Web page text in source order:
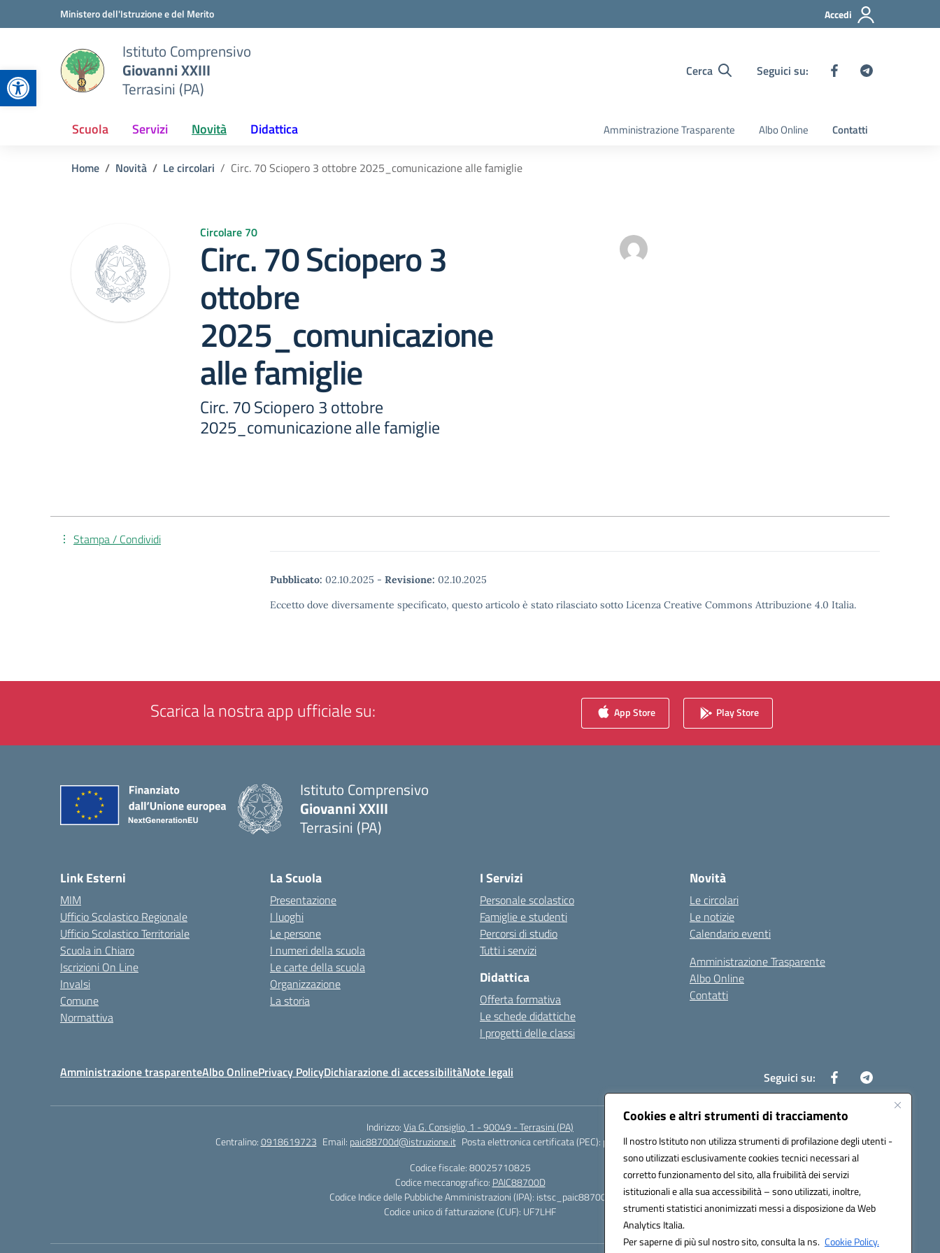
Apri la barra degli strumenti
Cookies e altri strumenti di tracciamento
Il nostro Istituto non utilizza strumenti di profilazione degli utenti -
sono utilizzati esclusivamente cookies tecnici necessari al
corretto funzionamento del sito, alla fruibilità dei servizi
istituzionali e alla sua accessibilità – sono utilizzati, inoltre,
strumenti statistici anonimizzati messi a disposizione da Web
Analytics Italia.
Per saperne di più sul nostro sito, consulta la ns. Cookie Policy.
Vai ai contenuti
Vai al menu di navigazioneMinistero dell'Istruzione e del Merito Accedi
Istituto Comprensivo
Giovanni XXIII
Terrasini (PA)
Cerca Seguici su:
Scuola Servizi Novità Didattica Amministrazione Trasparente Albo Online Contatti
Home Novità Le circolari Circ. 70 Sciopero 3 ottobre 2025_comunicazione alle famiglie
Circolare 70
Circ. 70 Sciopero 3
ottobre
2025_comunicazione
alle famiglie
Circ. 70 Sciopero 3 ottobre
2025_comunicazione alle famiglie
Pubblicato: 02.10.2025 - Revisione: 02.10.2025
Eccetto dove diversamente specificato, questo articolo è stato rilasciato sotto Licenza Creative Commons Attribuzione 4.0 Italia.
Stampa / Condividi
Scarica la nostra app ufficiale su: App Store Play Store
Istituto Comprensivo
Giovanni XXIII
Terrasini (PA)
Link Esterni
MIM
Ufficio Scolastico Regionale
Ufficio Scolastico Territoriale
Scuola in Chiaro
Iscrizioni On Line
Invalsi
Comune
Normattiva
La Scuola
Presentazione
I luoghi
Le persone
I numeri della scuola
Le carte della scuola
Organizzazione
La storia
I Servizi
Personale scolastico
Famiglie e studenti
Percorsi di studio
Tutti i servizi
Didattica
Offerta formativa
Le schede didattiche
I progetti delle classi
Novità
Le circolari
Le notizie
Calendario eventi
Amministrazione Trasparente
Albo Online
Contatti
Amministrazione trasparenteAlbo OnlinePrivacy PolicyDichiarazione di accessibilitàNote legali Seguici su:
Indirizzo:Via G. Consiglio, 1 - 90049 - Terrasini (PA)
Centralino:0918619723 Email: paic88700d@istruzione.it Posta elettronica certificata (PEC): paic88700d@pec.istruzione.it
Codice fiscale: 80025710825
Codice meccanografico: PAIC88700D
Codice Indice delle Pubbliche Amministrazioni (IPA): istsc_paic88700d
Codice unico di fatturazione (CUF): UF7LHF